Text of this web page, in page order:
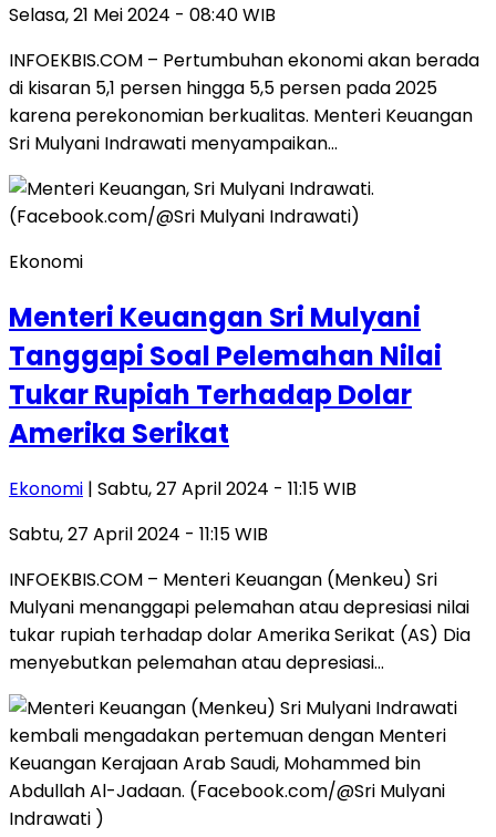
Selasa, 21 Mei 2024 - 08:40 WIB
INFOEKBIS.COM – Pertumbuhan ekonomi akan berada
di kisaran 5,1 persen hingga 5,5 persen pada 2025
karena perekonomian berkualitas. Menteri Keuangan
Sri Mulyani Indrawati menyampaikan…
Ekonomi
Menteri Keuangan Sri Mulyani
Tanggapi Soal Pelemahan Nilai
Tukar Rupiah Terhadap Dolar
Amerika Serikat
Ekonomi | Sabtu, 27 April 2024 - 11:15 WIB
Sabtu, 27 April 2024 - 11:15 WIB
INFOEKBIS.COM – Menteri Keuangan (Menkeu) Sri
Mulyani menanggapi pelemahan atau depresiasi nilai
tukar rupiah terhadap dolar Amerika Serikat (AS) Dia
menyebutkan pelemahan atau depresiasi…